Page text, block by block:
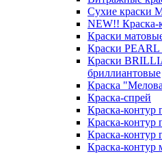
Сухие краски
NEW!! Краска-
Краски
Краски
Краски
бриллиантовые
Краска
Краска-спрей
Краска-контур
Краска-контур
Краска-контур
Краска-контур